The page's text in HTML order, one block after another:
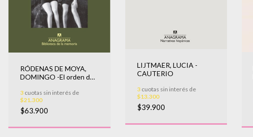
RÓDENAS DE MOYA,
DOMINGO -El orden del
3 cuotas sin interés de
$21.300
$63.900
LIJTMAER, LUCIA -
CAUTERIO
3cuotas sin interés de
$13.300
$39.900